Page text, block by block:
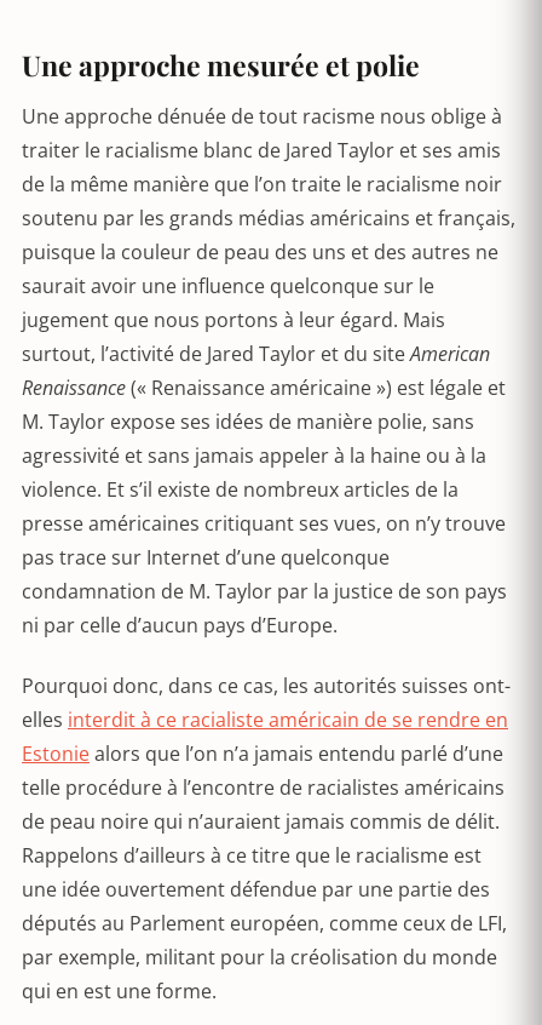
Une approche mesurée et polie
Une approche dénuée de tout racisme nous oblige à
traiter le racialisme blanc de Jared Taylor et ses amis
de la même manière que l’on traite le racialisme noir
soutenu par les grands médias américains et français,
puisque la couleur de peau des uns et des autres ne
saurait avoir une influence quelconque sur le
jugement que nous portons à leur égard. Mais
surtout, l’activité de Jared Taylor et du siteAmerican
Renaissance(« Renaissance américaine ») est légale et
M. Taylor expose ses idées de manière polie, sans
agressivité et sans jamais appeler à la haine ou à la
violence. Et s’il existe de nombreux articles de la
presse américaines critiquant ses vues, on n’y trouve
pas trace sur Internet d’une quelconque
condamnation de M. Taylor par la justice de son pays
ni par celle d’aucun pays d’Europe.
Pourquoi donc, dans ce cas, les autorités suisses ont-
elles interdit à ce racialiste américain de se rendre en
Estoniealors que l’on n’a jamais entendu parlé d’une
telle procédure à l’encontre de racialistes américains
de peau noire qui n’auraient jamais commis de délit.
Rappelons d’ailleurs à ce titre que le racialisme est
une idée ouvertement défendue par une partie des
députés au Parlement européen, comme ceux de LFI,
par exemple, militant pour la créolisation du monde
qui en est une forme.